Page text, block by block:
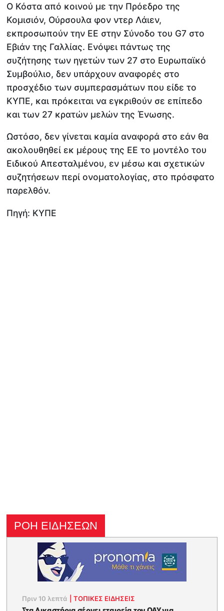
O Κόστα από κοινού με την Πρόεδρο της
Κομισιόν, Ούρσουλα φον ντερ Λάιεν,
εκπροσωπούν την ΕΕ στην Σύνοδο του G7 στο
Εβιάν της Γαλλίας. Ενόψει πάντως της
συζήτησης των ηγετών των 27 στο Ευρωπαϊκό
Συμβούλιο, δεν υπάρχουν αναφορές στο
προσχέδιο των συμπερασμάτων που είδε το
ΚΥΠΕ, και πρόκειται να εγκριθούν σε επίπεδο
και των 27 κρατών μελών της Ένωσης.
Ωστόσο, δεν γίνεται καμία αναφορά στο εάν θα
ακολουθηθεί εκ μέρους της ΕΕ το μοντέλο του
Ειδικού Απεσταλμένου, εν μέσω και σχετικών
συζητήσεων περί ονοματολογίας, στο πρόσφατο
παρελθόν.
Πηγή: ΚΥΠΕ
ΡΟΗ ΕΙΔΗΣΕΩΝ
Πριν 10 λεπτά |ΤΟΠΙΚΕΣ ΕΙΔΗΣΕΙΣ